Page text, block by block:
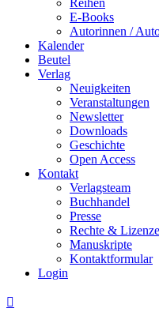
Reihen
E-Books
Autorinnen /
Kalender
Beutel
Verlag
Neuigkeiten
Veranstaltungen
Newsletter
Downloads
Geschichte
Open Access
Kontakt
Verlagsteam
Buchhandel
Presse
Rechte &
Manuskripte
Kontaktformular
Login
